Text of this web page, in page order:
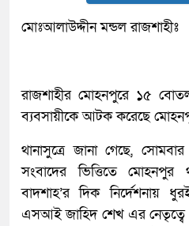
মোঃআলাউদ্দীন মন্ডল রাজশাহীঃ
রাজশাহীর মোহনপুরে ১৫
ব্যবসায়ীকে আটক করেছে
থানাসুত্রে জানা গেছে,
সংবাদের ভিত্তিতে
বাদশাহ’র দিক নির্দেশনায়
এসআই জাহিদ শেখ এর